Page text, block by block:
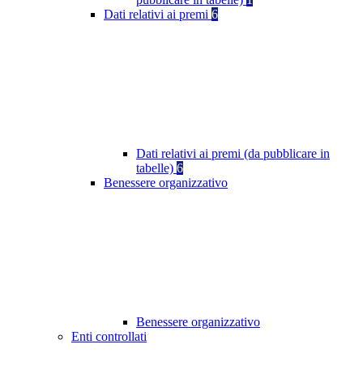
Dati relativi ai premi 6
Dati relativi ai premi (da pubblicare in
tabelle) 6
Benessere organizzativo
Benessere organizzativo
Enti controllati